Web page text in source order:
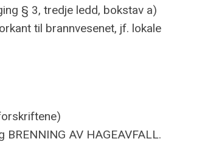
§ 3, tredje ledd, bokstav a)
til brannvesenet, jf. lokale
AV HAGEAVFALL.